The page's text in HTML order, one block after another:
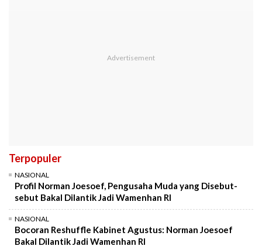
Terpopuler
NASIONAL
Profil Norman Joesoef, Pengusaha Muda yang Disebut-
sebut Bakal Dilantik Jadi Wamenhan RI
NASIONAL
Bocoran Reshuffle Kabinet Agustus: Norman Joesoef
Bakal Dilantik Jadi Wamenhan RI